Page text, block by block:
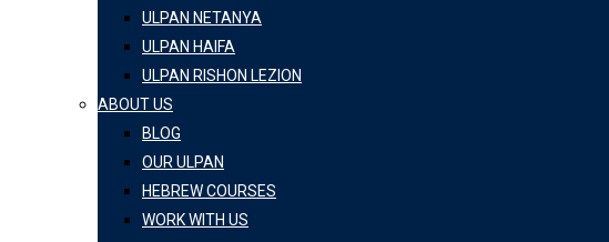
ULPAN NETANYA
ULPAN HAIFA
ULPAN RISHON LEZION
ABOUT US
BLOG
OUR ULPAN
HEBREW COURSES
WORK WITH US